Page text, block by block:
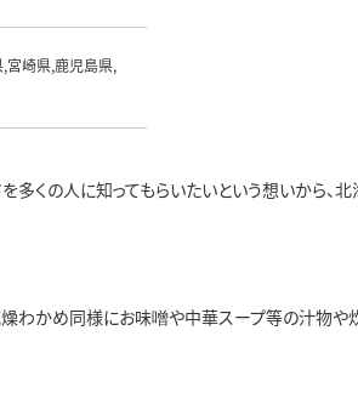
宮崎県,鹿児島県,
多くの人に知ってもらいたいという想いから
わかめ同様にお味噌や中華スープ等の汁物